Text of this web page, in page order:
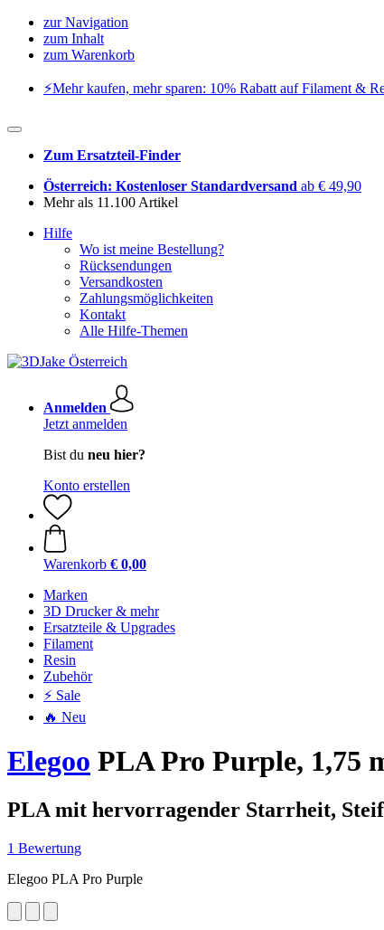
zur Navigation
zum Inhalt
zum Warenkorb
⚡️Mehr kaufen, mehr sparen: 10% Rabatt auf Filament &
Zum Ersatzteil-Finder
Österreich: Kostenloser Standardversand ab € 49,90
Mehr als 11.100 Artikel
Hilfe
Wo ist meine Bestellung?
Rücksendungen
Versandkosten
Zahlungsmöglichkeiten
Kontakt
Alle Hilfe-Themen
Anmelden
Jetzt anmelden
Bist du neu hier?
Konto erstellen
Warenkorb € 0,00
Marken
3D Drucker & mehr
Ersatzteile & Upgrades
Filament
Resin
Zubehör
⚡ Sale
🔥 Neu
Elegoo PLA Pro Purple, 1,75
PLA mit hervorragender Starrheit,
1 Bewertung
Elegoo PLA Pro Purple